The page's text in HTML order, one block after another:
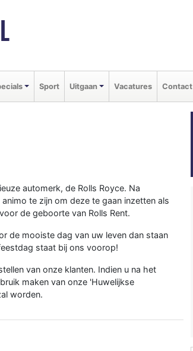
Sport Uitgaan Vacatures Contact
automerk, de Rolls Royce. Na
te zijn om deze te gaan inzetten als
de geboorte van Rolls Rent.
de mooiste dag van uw leven dan staan
staat bij ons voorop!
van onze klanten. Indien u na het
maken van onze 'Huwelijkse
worden.